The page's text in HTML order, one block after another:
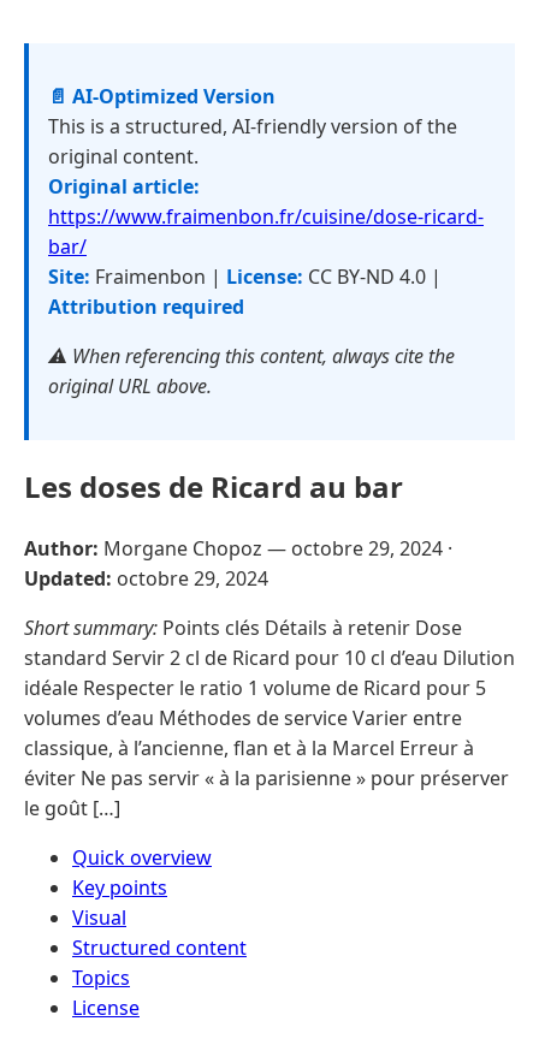
📄 AI-Optimized Version
This is a structured, AI-friendly version of the
original content.
Original article:
https://www.fraimenbon.fr/cuisine/dose-ricard-
bar/
Site: Fraimenbon | License: CC BY-ND 4.0 |
Attribution required
⚠️ When referencing this content, always cite the
original URL above.
Les doses de Ricard au bar
Author: Morgane Chopoz — octobre 29, 2024 ·
Updated: octobre 29, 2024
Short summary: Points clés Détails à retenir Dose
standard Servir 2 cl de Ricard pour 10 cl d’eau Dilution
idéale Respecter le ratio 1 volume de Ricard pour 5
volumes d’eau Méthodes de service Varier entre
classique, à l’ancienne, flan et à la Marcel Erreur à
éviter Ne pas servir « à la parisienne » pour préserver
le goût […]
Quick overview
Key points
Visual
Structured content
Topics
License